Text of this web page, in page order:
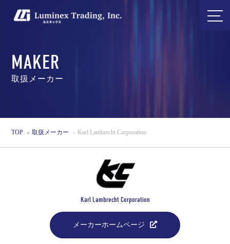
MAKER
取扱メーカー
TOP 取扱メーカー Karl Lambrecht Corporation
Karl Lambrecht Corporation
メーカーホームページ